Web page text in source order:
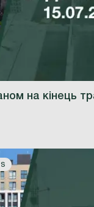
на кінець